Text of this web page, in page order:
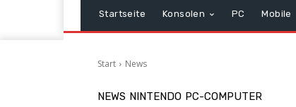
Startseite Konsolen PC Mobile
Start News
NEWS NINTENDO PC-COMPUTER